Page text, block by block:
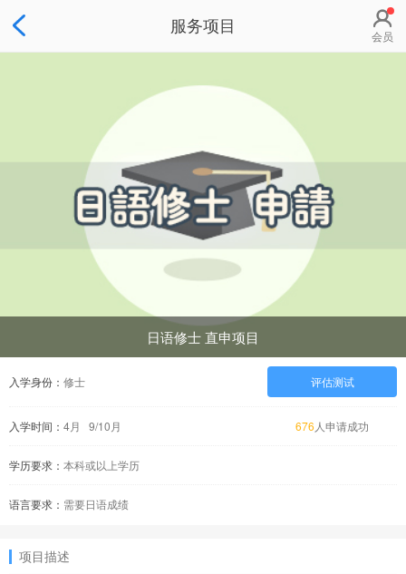
服务项目 会员
日语修士 直申项目
入学身份： 修士 评估测试
入学时间： 4月 9/10月 676 人申请成功
学历要求： 本科或以上学历
语言要求： 需要日语成绩
项目描述